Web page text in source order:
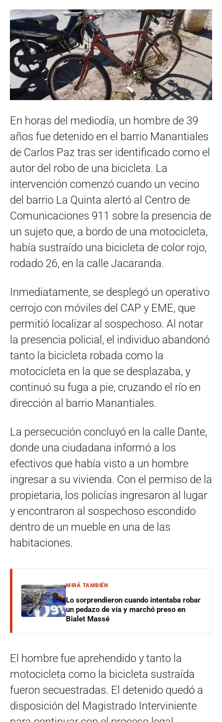
En horas del mediodía, un hombre de 39
años fue detenido en el barrio Manantiales
de Carlos Paz tras ser identificado como el
autor del robo de una bicicleta. La
intervención comenzó cuando un vecino
del barrio La Quinta alertó al Centro de
Comunicaciones 911 sobre la presencia de
un sujeto que, a bordo de una motocicleta,
había sustraído una bicicleta de color rojo,
rodado 26, en la calle Jacaranda.
Inmediatamente, se desplegó un operativo
cerrojo con móviles del CAP y EME, que
permitió localizar al sospechoso. Al notar
la presencia policial, el individuo abandonó
tanto la bicicleta robada como la
motocicleta en la que se desplazaba, y
continuó su fuga a pie, cruzando el río en
dirección al barrio Manantiales.
La persecución concluyó en la calle Dante,
donde una ciudadana informó a los
efectivos que había visto a un hombre
ingresar a su vivienda. Con el permiso de la
propietaria, los policías ingresaron al lugar
y encontraron al sospechoso escondido
dentro de un mueble en una de las
habitaciones.
MIRÁ TAMBIÉN
Lo sorprendieron cuando intentaba robar
un pedazo de vía y marchó preso en
Bialet Massé
El hombre fue aprehendido y tanto la
motocicleta como la bicicleta sustraída
fueron secuestradas. El detenido quedó a
disposición del Magistrado Interviniente